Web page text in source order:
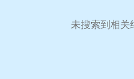
未搜索到相关